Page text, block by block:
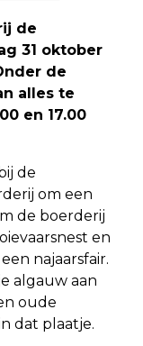
de
31 oktober
de
alles te
en 17.00
de
om een
de boerderij
en
najaarsfair.
algauw aan
oude
dat plaatje.